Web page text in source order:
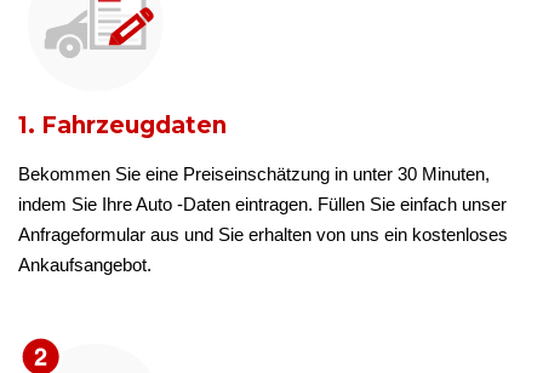
1. Fahrzeugdaten
Bekommen Sie eine Preiseinschätzung in unter 30 Minuten,
indem Sie Ihre Auto -Daten eintragen. Füllen Sie einfach unser
Anfrageformular aus und Sie erhalten von uns ein kostenloses
Ankaufsangebot.